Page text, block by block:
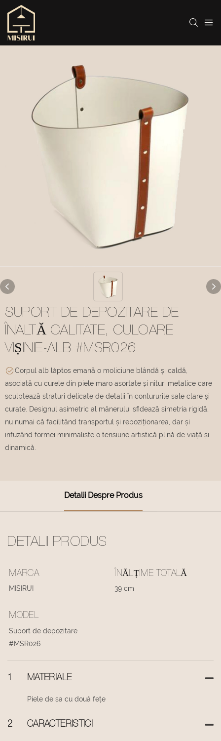
SUPORT DE DEPOZITARE DE
ÎNALTĂ CALITATE, CULOARE
VIȘINIE-ALB #MSR026
Corpul alb lăptos emană o moliciune blândă și caldă,
asociată cu curele din piele maro asortate și nituri metalice care
sculptează straturi delicate de detalii în contururile sale clare și
curate. Designul asimetric al mânerului sfidează simetria rigidă,
nu numai că facilitând transportul și repoziționarea, dar și
infuzând formei minimaliste o tensiune artistică plină de viață și
dinamică.
Detalii Despre Produs
DETALII PRODUS
MARCA
MISIRUI
ÎNĂLȚIME TOTALĂ
39 cm
MODEL
Suport de depozitare
#MSR026
1 MATERIALE
Piele de șa cu două fețe
2 CARACTERISTICI